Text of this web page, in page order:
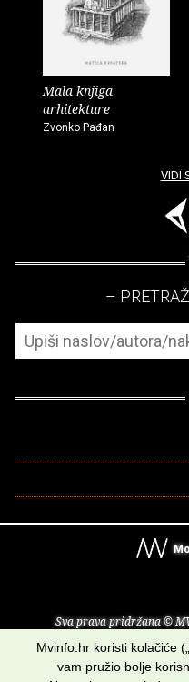
Mala knjiga
arhitekture
Zvonko Pađan
VIDI
–
Sva prava pridržana ©
O nama• Pomoć•
Mvinfo.hr koristi kolačiće
vam pružio bolje